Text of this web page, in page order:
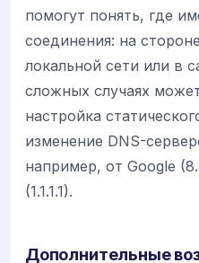
помогут понять, где
соединения: на
локальной сети или в
сложных случаях
настройка
изменение DNS-
например, от Google
(1.1.1.1).
Дополнительные